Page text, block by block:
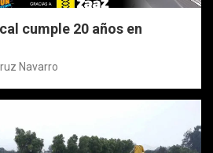
cumple 20 años en
Navarro